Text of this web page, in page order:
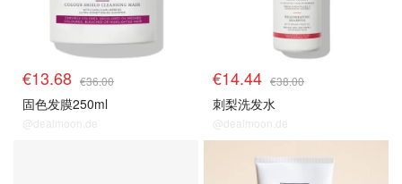
€13.68 €36.00
固色发膜250ml
@dealmoon.de
€14.44 €38.00
刺梨洗发水
@dealmoon.de